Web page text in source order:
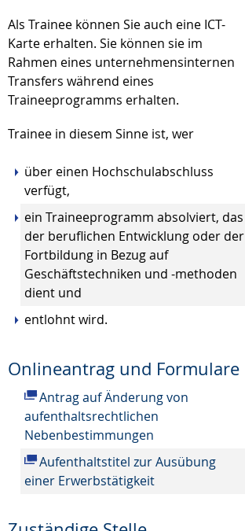
Als Trainee können Sie auch eine ICT-
Karte erhalten. Sie können sie im
Rahmen eines unternehmensinternen
Transfers während eines
Traineeprogramms erhalten.
Trainee in diesem Sinne ist, wer
über einen Hochschulabschluss
verfügt,
ein Traineeprogramm absolviert, das
der beruflichen Entwicklung oder der
Fortbildung in Bezug auf
Geschäftstechniken und -methoden
dient und
entlohnt wird.
Onlineantrag und Formulare
Antrag auf Änderung von
aufenthaltsrechtlichen
Nebenbestimmungen
Aufenthaltstitel zur Ausübung
einer Erwerbstätigkeit